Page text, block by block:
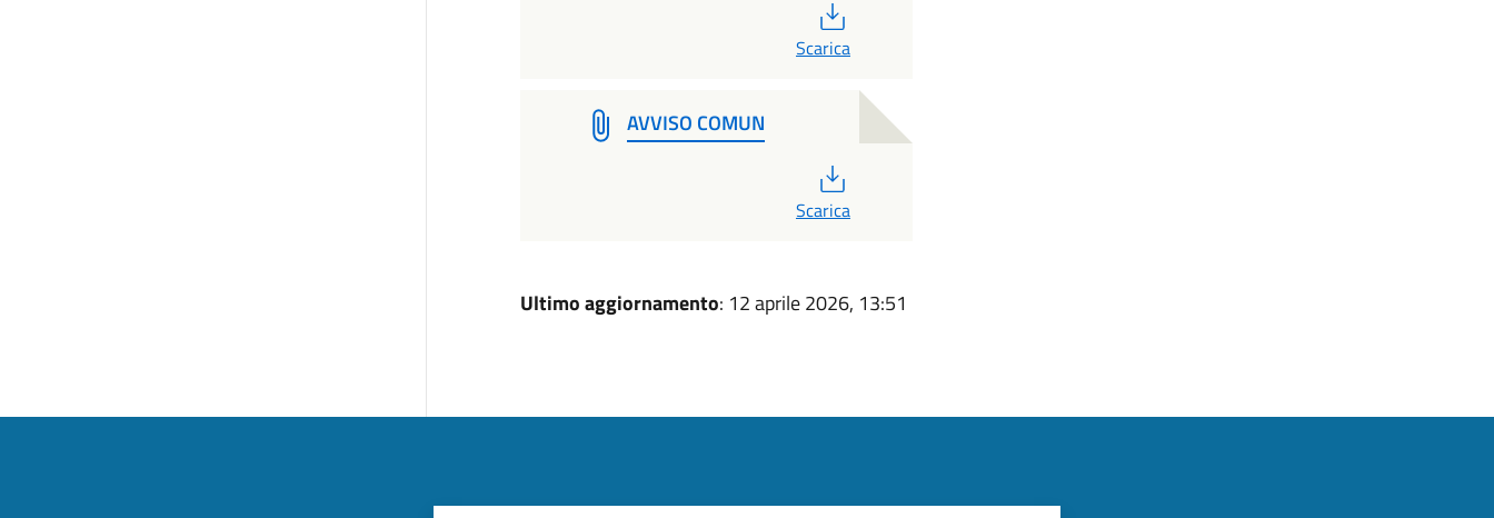
Scarica
AVVISO COMUN
Scarica
Ultimo aggiornamento: 12 aprile 2026, 13:51